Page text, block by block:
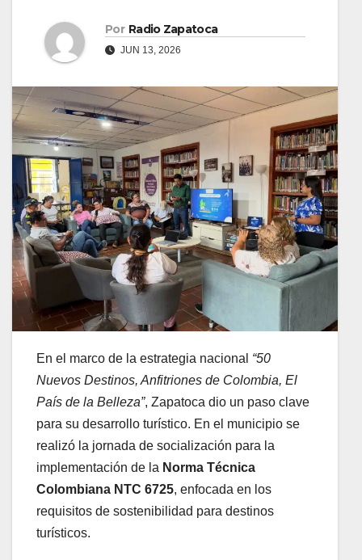
Por Radio Zapatoca
JUN 13, 2026
En el marco de la estrategia nacional “50
Nuevos Destinos, Anfitriones de Colombia, El
País de la Belleza”, Zapatoca dio un paso clave
para su desarrollo turístico. En el municipio se
realizó la jornada de socialización para la
implementación de la Norma Técnica
Colombiana NTC 6725, enfocada en los
requisitos de sostenibilidad para destinos
turísticos.